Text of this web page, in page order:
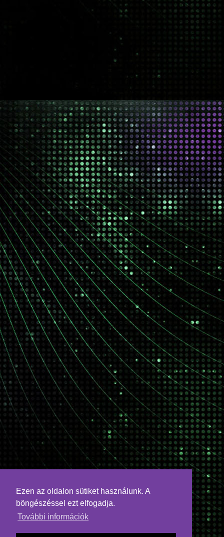
Ezen az oldalon sütiket használunk. A
böngészéssel ezt elfogadja.
További információk